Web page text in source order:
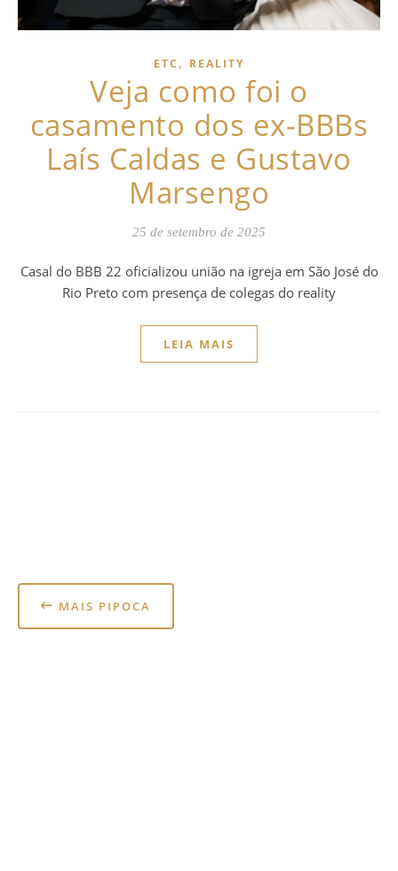
ETC , REALITY
Veja como foi o
casamento dos ex-BBBs
Laís Caldas e Gustavo
Marsengo
25 de setembro de 2025
Casal do BBB 22 oficializou união na igreja em São José do
Rio Preto com presença de colegas do reality
LEIA MAIS
MAIS PIPOCA